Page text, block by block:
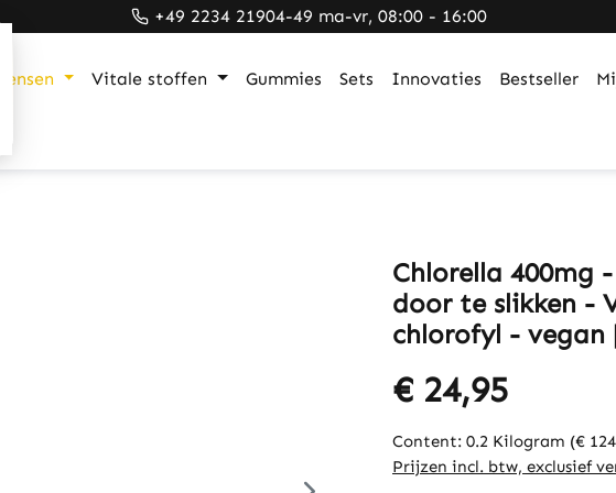
+49 2234 21904-49 ma-vr, 08:00 - 16:00
Vitale stoffen Gummies Sets Innovaties Bestseller
Chlorella 400mg
door te slikken -
chlorofyl - vegan
€ 24,95
Content: 0.2 Kilogram (€
Prijzen incl. btw, exclusief